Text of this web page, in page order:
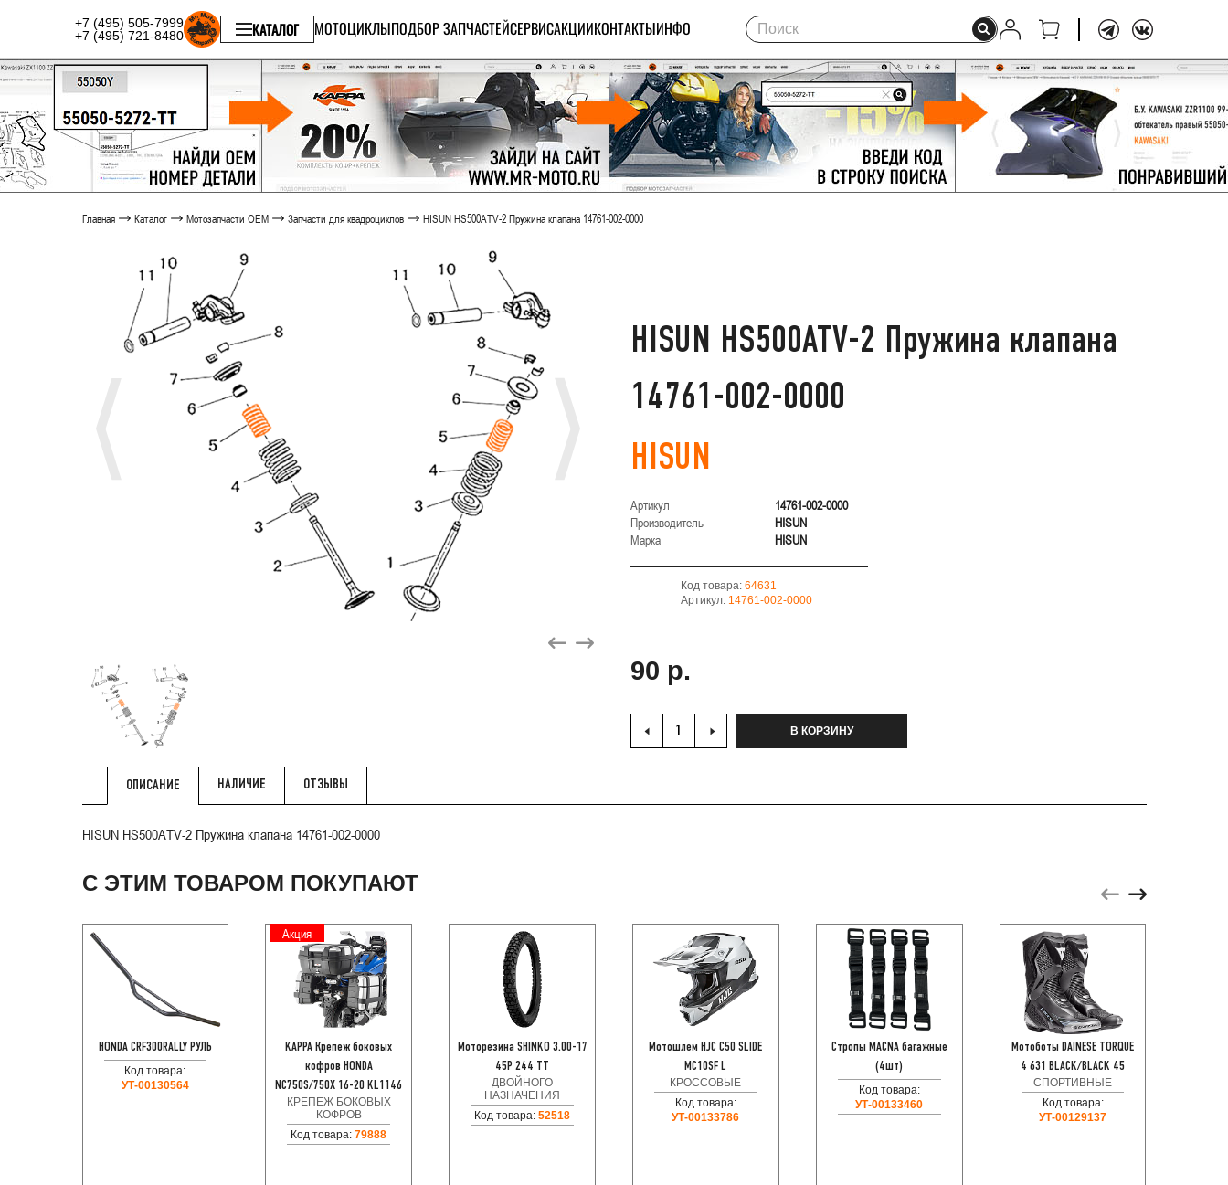
+7 (495) 505-7999
+7 (495) 721-8480
КАТАЛОГ МОТОЦИКЛЫПОДБОР ЗАПЧАСТЕЙСЕРВИСАКЦИИКОНТАКТЫИНФО
Главная Каталог Мотозапчасти OEM Запчасти для квадроциклов HISUN HS500ATV-2 Пружина клапана 14761-002-0000
HISUN HS500ATV-2 Пружина клапана
14761-002-0000
HISUN
Артикул
14761-002-0000
Производитель
HISUN
Марка
HISUN
Код товара: 64631
Артикул: 14761-002-0000
90 р.
В КОРЗИНУ
ОПИСАНИЕ НАЛИЧИЕ ОТЗЫВЫ
HISUN HS500ATV-2 Пружина клапана 14761-002-0000
С ЭТИМ ТОВАРОМ ПОКУПАЮТ
HONDA CRF300RALLY РУЛЬ
Код товара:
УТ-00130564
Акция
KAPPA Крепеж боковых
кофров HONDA
NC750S/750X 16-20 KL1146
КРЕПЕЖ БОКОВЫХ
КОФРОВ
Код товара:79888
Моторезина SHINKO 3.00-17
45P 244 TT
ДВОЙНОГО
НАЗНАЧЕНИЯ
Код товара:52518
Мотошлем HJC C50 SLIDE
MC10SF L
КРОССОВЫЕ
Код товара:
УТ-00133786
Стропы MACNA багажные
(4шт)
Код товара:
УТ-00133460
Мотоботы DAINESE TORQUE
4 631 BLACK/BLACK 45
СПОРТИВНЫЕ
Код товара:
УТ-00129137